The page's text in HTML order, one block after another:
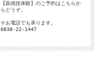
【萩焼技体験】のご予約は こちらか
らどうぞ。
※お電話でも承ります。
0838-22-1447